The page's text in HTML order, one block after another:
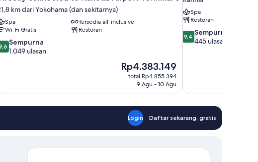
km dari Yokohama (dan sekitarnya)
Spa
Tersedia all-inclusive
Wi-Fi Gratis
Restoran
Sempurna
1.049 ulasan
Harga
sekarang
Rp4.383.149
Rp4.383.149
total Rp4.855.394
9 Agu - 10 Agu
Spa
Restoran
9.4
dari
9,4 Sempurna
445 ulasan
Login Daftar sekarang, gratis